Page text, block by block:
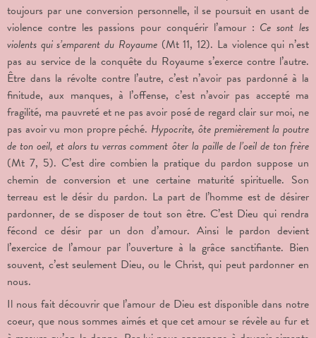
toujours par une conversion personnelle, il se poursuit en usant de
violence contre les passions pour conquérir l’amour : Ce sont les
violents qui s’emparent du Royaume (Mt 11, 12). La violence qui n’est
pas au service de la conquête du Royaume s’exerce contre l’autre.
Être dans la révolte contre l’autre, c’est n’avoir pas pardonné à la
finitude, aux manques, à l’offense, c’est n’avoir pas accepté ma
fragilité, ma pauvreté et ne pas avoir posé de regard clair sur moi, ne
pas avoir vu mon propre péché. Hypocrite, ôte premièrement la poutre
de ton oeil, et alors tu verras comment ôter la paille de l’oeil de ton frère
(Mt 7, 5). C’est dire combien la pratique du pardon suppose un
chemin de conversion et une certaine maturité spirituelle. Son
terreau est le désir du pardon. La part de l’homme est de désirer
pardonner, de se disposer de tout son être. C’est Dieu qui rendra
fécond ce désir par un don d’amour. Ainsi le pardon devient
l’exercice de l’amour par l’ouverture à la grâce sanctifiante. Bien
souvent, c’est seulement Dieu, ou le Christ, qui peut pardonner en
nous.
Il nous fait découvrir que l’amour de Dieu est disponible dans notre
coeur, que nous sommes aimés et que cet amour se révèle au fur et